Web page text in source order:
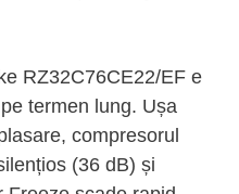
RZ32C76CE22/EF e
termen lung. Ușa
compresorul
(36 dB) și